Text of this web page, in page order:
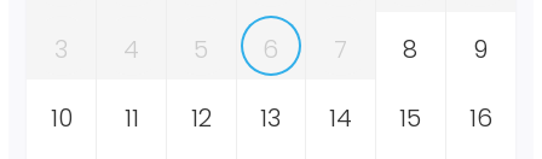
3 4 5 6 7 8 9
10 11 12 13 14 15 16